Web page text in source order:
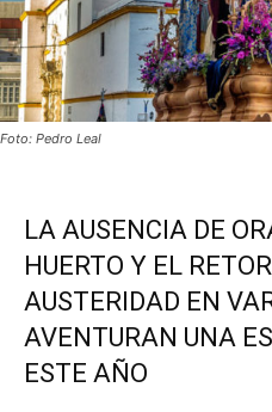
Foto: Pedro Leal
LA AUSENCIA DE
HUERTO Y EL
AUSTERIDAD EN
AVENTURAN UNA
ESTE AÑO